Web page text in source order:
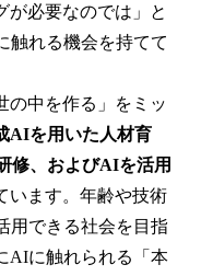
が必要なのでは」と
触れる機会を持てて
の中を作る」をミッ
AIを用いた人材育
修、およびAIを活用
います。年齢や技術
用できる社会を目指
AIに触れられる「本